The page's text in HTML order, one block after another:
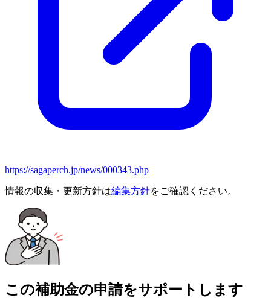
https://sagaperch.jp/news/000343.php
情報の収集・更新方針は編集方針をご確認ください。
この補助金の申請をサポートします